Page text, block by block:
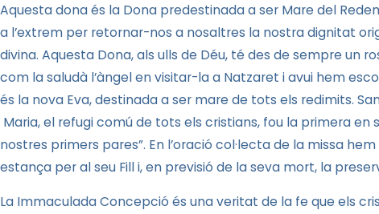
Aquesta dona és la Dona predestinada a ser Mare del
a l’extrem per retornar-nos a nosaltres la nostra dignitat
divina. Aquesta Dona, als ulls de Déu, té des de sempre un
com la saludà l’àngel en visitar-la a Natzaret i avui hem
és la nova Eva, destinada a ser mare de tots els redimits.
Maria, el refugi comú de tots els cristians, fou la primera
nostres primers pares”. En l’oració col·lecta de la missa
estança per al seu Fill i, en previsió de la seva mort, la
La ImmaculadaConcepció és una veritat de la fe que els